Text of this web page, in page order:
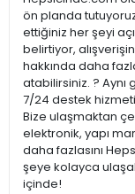
ön planda
ettiğiniz her şeyi
belirtiyor,
hakkında daha
atabilirsiniz. ? Aynı
7/24 destek
Bize ulaşmaktan
elektronik, yapı
daha fazlasını
şeye kolayca
içinde!